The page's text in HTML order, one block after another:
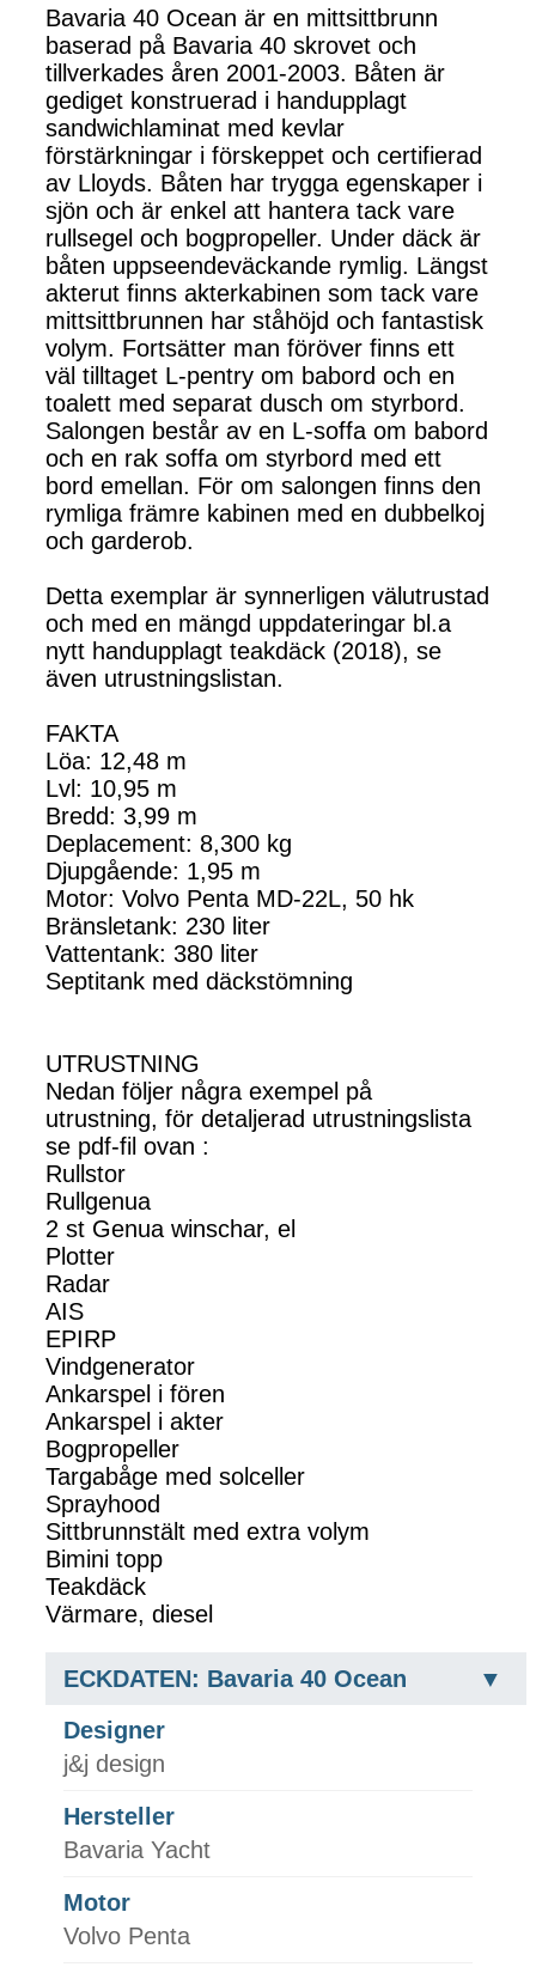
Bavaria 40 Ocean är en mittsittbrunn
baserad på Bavaria 40 skrovet och
tillverkades åren 2001-2003. Båten är
gediget konstruerad i handupplagt
sandwichlaminat med kevlar
förstärkningar i förskeppet och certifierad
av Lloyds. Båten har trygga egenskaper i
sjön och är enkel att hantera tack vare
rullsegel och bogpropeller. Under däck är
båten uppseendeväckande rymlig. Längst
akterut finns akterkabinen som tack vare
mittsittbrunnen har ståhöjd och fantastisk
volym. Fortsätter man föröver finns ett
väl tilltaget L-pentry om babord och en
toalett med separat dusch om styrbord.
Salongen består av en L-soffa om babord
och en rak soffa om styrbord med ett
bord emellan. För om salongen finns den
rymliga främre kabinen med en dubbelkoj
och garderob.
Detta exemplar är synnerligen välutrustad
och med en mängd uppdateringar bl.a
nytt handupplagt teakdäck (2018), se
även utrustningslistan.
FAKTA
Löa: 12,48 m
Lvl: 10,95 m
Bredd: 3,99 m
Deplacement: 8,300 kg
Djupgående: 1,95 m
Motor: Volvo Penta MD-22L, 50 hk
Bränsletank: 230 liter
Vattentank: 380 liter
Septitank med däckstömning
UTRUSTNING
Nedan följer några exempel på
utrustning, för detaljerad utrustningslista
se pdf-fil ovan :
Rullstor
Rullgenua
2 st Genua winschar, el
Plotter
Radar
AIS
EPIRP
Vindgenerator
Ankarspel i fören
Ankarspel i akter
Bogpropeller
Targabåge med solceller
Sprayhood
Sittbrunnstält med extra volym
Bimini topp
Teakdäck
Värmare, diesel
ECKDATEN: Bavaria 40 Ocean
Designer
j&j design
Hersteller
Bavaria Yacht
Motor
Volvo Penta